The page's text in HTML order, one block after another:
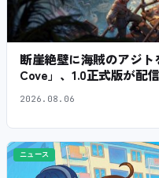
断崖絶壁に海賊のアジ
Cove」、1.0正式版が配
2026.08.06
ニュース